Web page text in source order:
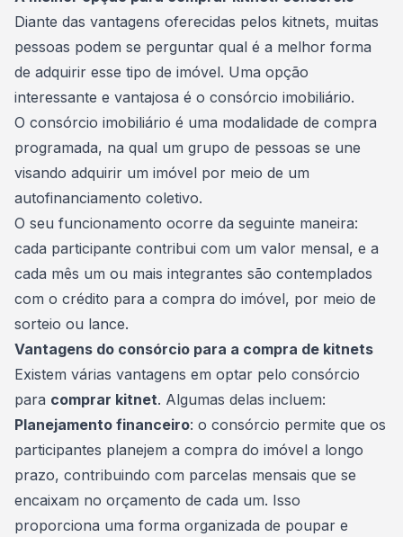
Diante das vantagens oferecidas pelos kitnets, muitas
pessoas podem se perguntar qual é a melhor forma
de adquirir esse tipo de imóvel. Uma opção
interessante e vantajosa é o consórcio imobiliário.
O consórcio imobiliário é uma modalidade de compra
programada, na qual um grupo de pessoas se une
visando adquirir um imóvel por meio de um
autofinanciamento coletivo.
O seu funcionamento ocorre da seguinte maneira:
cada participante contribui com um valor mensal, e a
cada mês um ou mais integrantes são contemplados
com o crédito para a compra do imóvel, por meio de
sorteio ou lance.
Vantagens do consórcio para a compra de kitnets
Existem várias vantagens em optar pelo consórcio
para comprar kitnet. Algumas delas incluem:
Planejamento financeiro: o consórcio permite que os
participantes planejem a compra do imóvel a longo
prazo, contribuindo com parcelas mensais que se
encaixam no orçamento de cada um. Isso
proporciona uma forma organizada de poupar e